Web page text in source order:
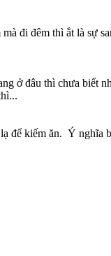
đi đêm thì ắt là sự
ở đâu thì chưa biết
kiếm ăn. Ý nghĩa